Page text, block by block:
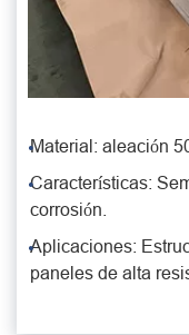
Material: aleación
Características:
corrosión.
Aplicaciones:
paneles de alta